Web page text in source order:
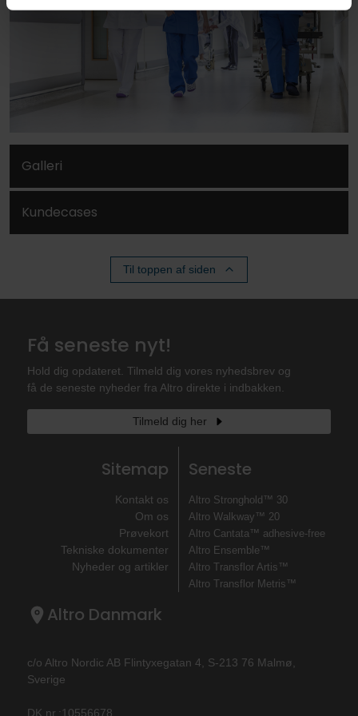
Galleri
Kundecases
Til toppen af ​​siden
Få seneste nyt!
Hold dig opdateret. Tilmeld dig vores nyhedsbrev og
få de seneste nyheder fra Altro direkte i indbakken.
Tilmeld dig her
Sitemap
Kontakt os
Om os
Prøvekort
Tekniske dokumenter
Nyheder og artikler
Seneste
Altro Stronghold™ 30
Altro Walkway™ 20
Altro Cantata™ adhesive‐free
Altro Ensemble™
Altro Transflor Artis™
Altro Transflor Metris™
Altro Danmark
c/o Altro Nordic AB Flintyxegatan 4, S-213 76 Malmø,
Sverige
DK nr.:10556678